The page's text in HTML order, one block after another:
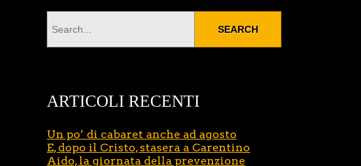
ARTICOLI RECENTI
Un po’ di cabaret anche ad agosto
E, dopo il Cristo, stasera a Carentino
Aido, la giornata della prevenzione